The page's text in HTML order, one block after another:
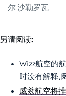
尔 沙勒罗瓦
另请阅读:
Wizz航空的
时没有解释,
威兹航空将